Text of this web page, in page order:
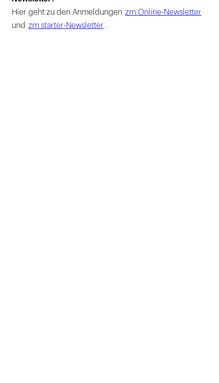
Hier geht zu den Anmeldungen zm Online-Newsletter
und zm starter-Newsletter .